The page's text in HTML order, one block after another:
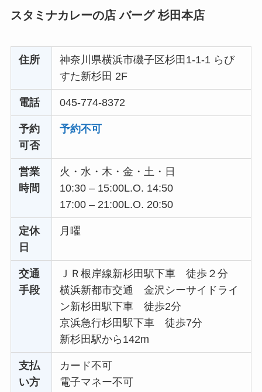
スタミナカレーの店 バーグ 杉田本店
住所
神奈川県横浜市磯子区杉田1-1-1 らび
すた新杉田 2F
電話 045-774-8372
予約
可否
予約不可
営業
時間
火・水・木・金・土・日
10:30 – 15:00L.O. 14:50
17:00 – 21:00L.O. 20:50
定休
日
月曜
交通
手段
ＪＲ根岸線新杉田駅下車 徒歩２分
横浜新都市交通 金沢シーサイドライ
ン新杉田駅下車 徒歩2分
京浜急行杉田駅下車 徒歩7分
新杉田駅から142m
支払
い方
カード不可
電子マネー不可